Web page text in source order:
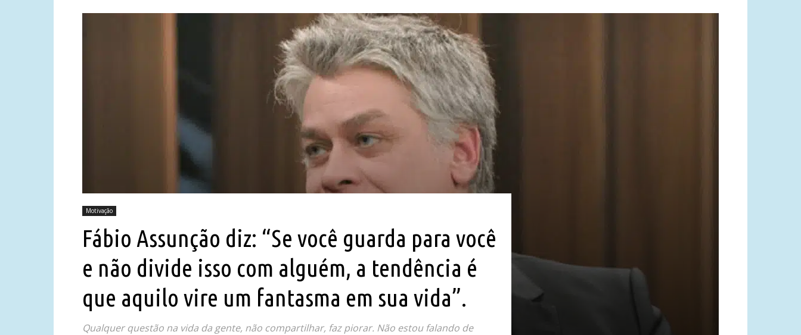
Motivação
Fábio Assunção diz: “Se você guarda para você
e não divide isso com alguém, a tendência é
que aquilo vire um fantasma em sua vida”.
Qualquer questão na vida da gente, não compartilhar, faz piorar. Não estou falando de